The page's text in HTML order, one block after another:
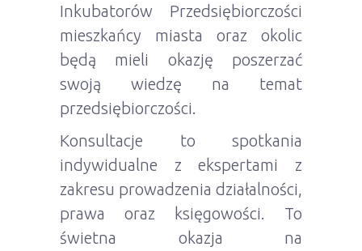
Inkubatorów Przedsiębiorczości
mieszkańcy miasta oraz okolic
będą mieli okazję poszerzać
swoją wiedzę na temat
przedsiębiorczości.
Konsultacje to spotkania
indywidualne z ekspertami z
zakresu prowadzenia działalności,
prawa oraz księgowości. To
świetna okazja na